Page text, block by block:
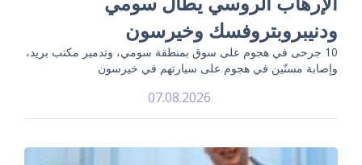
ودنيبروبتروفسك وخيرسون
10 جرحى في هجوم على سوق بمنطقة سومي، وتدمير مكتب بريد،
وإصابة مسنّين في هجوم على سيارتهم في خيرسون
07.08.2026